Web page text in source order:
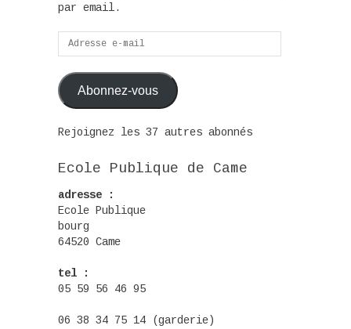
par email.
Adresse
e-
mail
Abonnez-vous
Rejoignez les 37 autres abonnés
Ecole Publique de Came
adresse :
Ecole Publique
bourg
64520 Came
tel :
05 59 56 46 95
06 38 34 75 14 (garderie)